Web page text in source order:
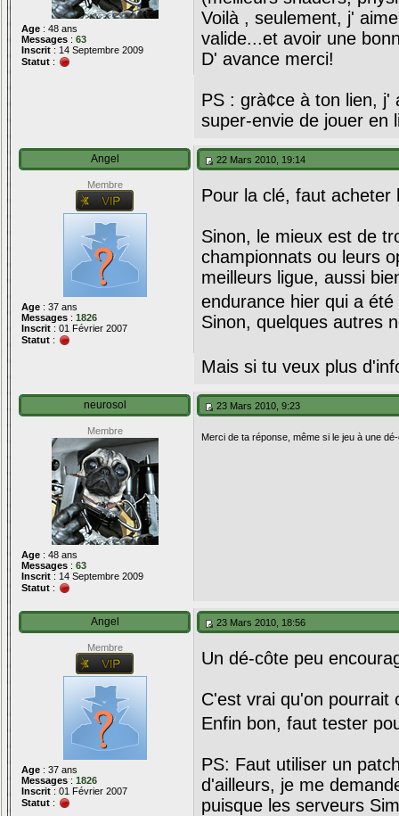
Age : 48 ans
Messages : 63
Inscrit : 14 Septembre 2009
Statut :
Voilà , seulement, j'
valide...et avoir une
D' avance merci!
PS : grà¢ce à ton lien, j'
super-envie de jouer en
Angel
Membre
Age : 37 ans
Messages : 1826
Inscrit : 01 Février 2007
Statut :
22 Mars 2010, 19:14
Pour la clé, faut acheter
Sinon, le mieux est de
championnats ou leurs
meilleurs ligue, aussi
endurance hier qui a
Sinon, quelques autres
Mais si tu veux plus
neurosol
Membre
Age : 48 ans
Messages : 63
Inscrit : 14 Septembre 2009
Statut :
23 Mars 2010, 9:23
Merci de ta réponse, même si le jeu à une
Angel
Membre
Age : 37 ans
Messages : 1826
Inscrit : 01 Février 2007
Statut :
23 Mars 2010, 18:56
Un dé-côte peu
C'est vrai qu'on pourrait
Enfin bon, faut tester
PS: Faut utiliser un
d'ailleurs, je me
puisque les serveurs